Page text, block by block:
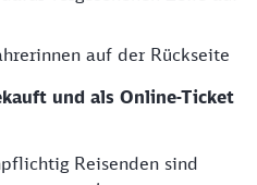
auf der Rückseite
und als Online-Ticket
Reisenden sind